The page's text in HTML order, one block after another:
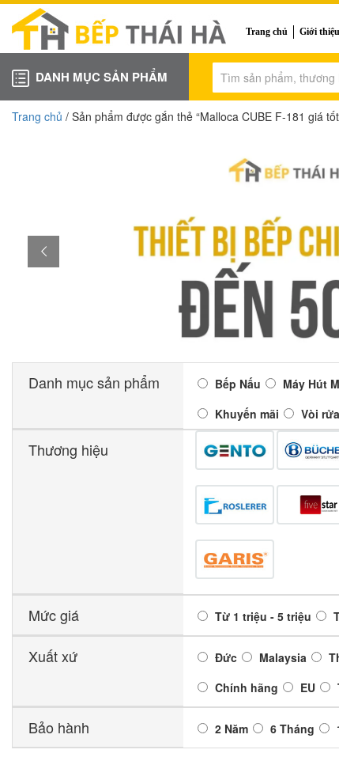
Trang chủ Giới thiệu
DANH MỤC SẢN PHẨM
Trang chủ / Sản phẩm được gắn thẻ “Malloca CUBE F-181 giá
Danh mục sản phẩm Bếp Nấu Máy Hút
Khuyến mãi
Vòi
Thương hiệu
Mức giá Từ 1 triệu - 5 triệu
Xuất xứ Đức Malaysia
Chính hãng
EU
Bảo hành 2 Năm 6 Tháng